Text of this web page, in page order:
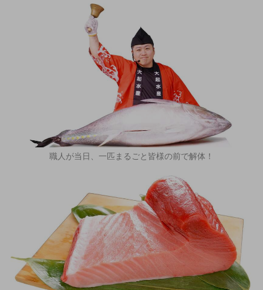
職人が当日、一匹まるごと皆様の前で解体！